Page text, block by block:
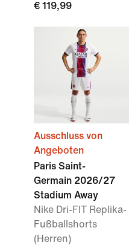
€ 119,99
Ausschluss von
Angeboten
Paris Saint-
Germain 2026/27
Stadium Away
Nike Dri-FIT Replika-
Fußballshorts
(Herren)